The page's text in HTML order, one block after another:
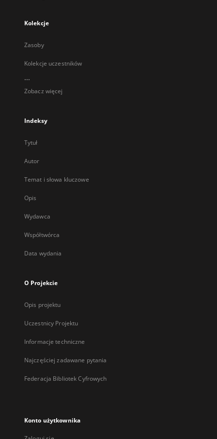
Kolekcje
Zasoby
Kolekcje uczestników
...
Zobacz więcej
Indeksy
Tytuł
Autor
Temat i słowa kluczowe
Opis
Wydawca
Współtwórca
Data wydania
O Projekcie
Opis projektu
Uczestnicy Projektu
Informacje techniczne
Najczęściej zadawane pytania
Federacja Bibliotek Cyfrowych
Konto użytkownika